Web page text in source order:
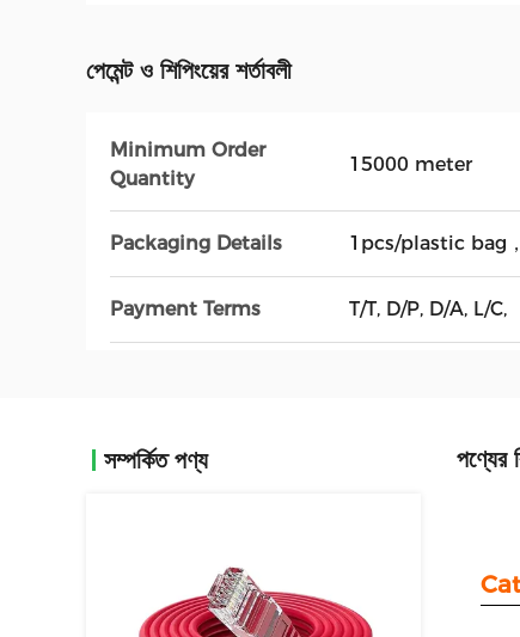
পেমেন্ট ও শিপিংয়ের শর্তাবলী
Minimum Order
Quantity
15000 meter
Packaging Details 1pcs/plastic bag
Payment Terms T/T, D/P, D/A, L/C,
সম্পর্কিত পণ্য পণ্যের